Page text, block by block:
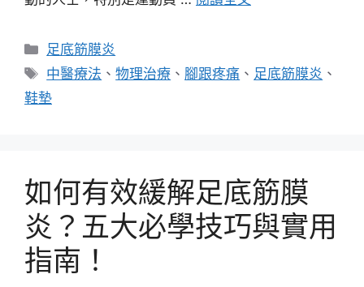
分
類
足底筋膜炎
標
籤
中醫療法 、物理治療 、 腳跟疼痛 、 足底筋膜炎 、
鞋墊
如何有效緩解足底筋膜
炎？五大必學技巧與實用
指南！